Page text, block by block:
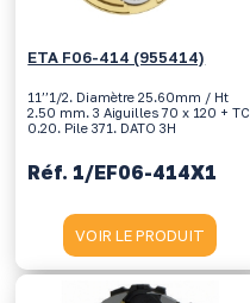
ETA F06-414 (955414)
11’’1/2. Diamètre 25.60mm / Ht
2.50 mm. 3 Aiguilles 70 x 120 + TC
0.20. Pile 371. DATO 3H
Réf. 1/EF06-414X1
VOIR LE PRODUIT